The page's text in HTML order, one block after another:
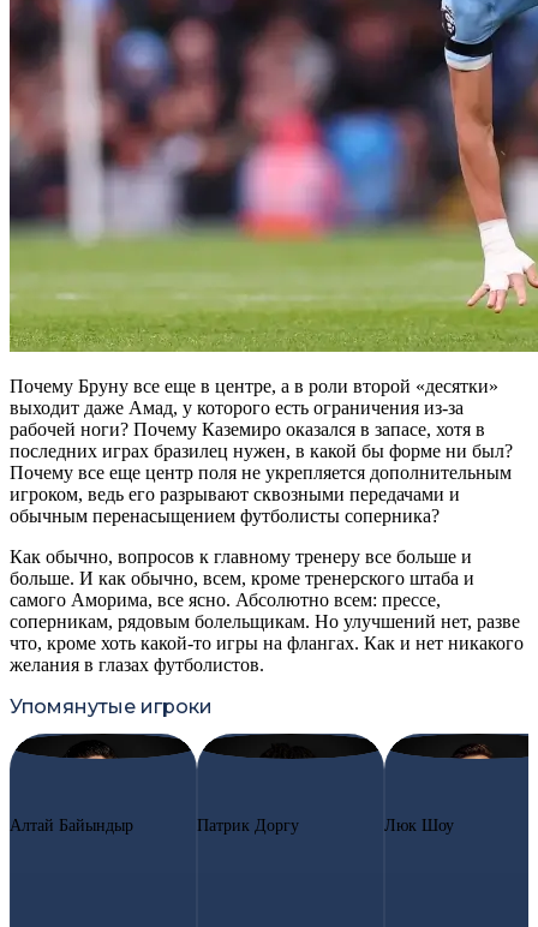
Почему Бруну все еще в центре, а в роли второй «десятки»
выходит даже Амад, у которого есть ограничения из-за
рабочей ноги? Почему Каземиро оказался в запасе, хотя в
последних играх бразилец нужен, в какой бы форме ни был?
Почему все еще центр поля не укрепляется дополнительным
игроком, ведь его разрывают сквозными передачами и
обычным перенасыщением футболисты соперника?
Как обычно, вопросов к главному тренеру все больше и
больше. И как обычно, всем, кроме тренерского штаба и
самого Аморима, все ясно. Абсолютно всем: прессе,
соперникам, рядовым болельщикам. Но улучшений нет, разве
что, кроме хоть какой-то игры на флангах. Как и нет никакого
желания в глазах футболистов.
Упомянутые игроки
AB
Алтай Байындыр
#13
Патрик Доргу
#23 LS
Люк Шоу